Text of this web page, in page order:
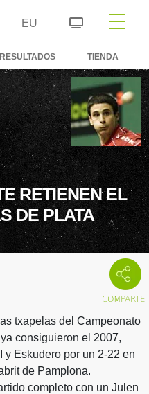
EU
RESULTADOS TIENDA
RETIENEN EL
DE PLATA
txapelas del Campeonato
consiguieron el 2007,
y Eskudero por un 2-22 en
de Pamplona.
completo con un Julen